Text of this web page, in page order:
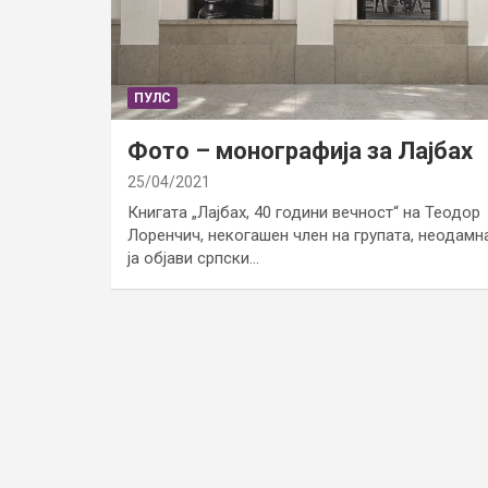
ПУЛС
Фото – монографија за Лајбах
25/04/2021
Книгата „Лајбах, 40 години вечност“ на Теодор
Лоренчич, некогашен член на групата,
ја објави српски…